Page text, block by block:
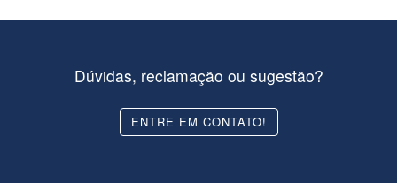
Dúvidas, reclamação ou sugestão?
ENTRE EM CONTATO!